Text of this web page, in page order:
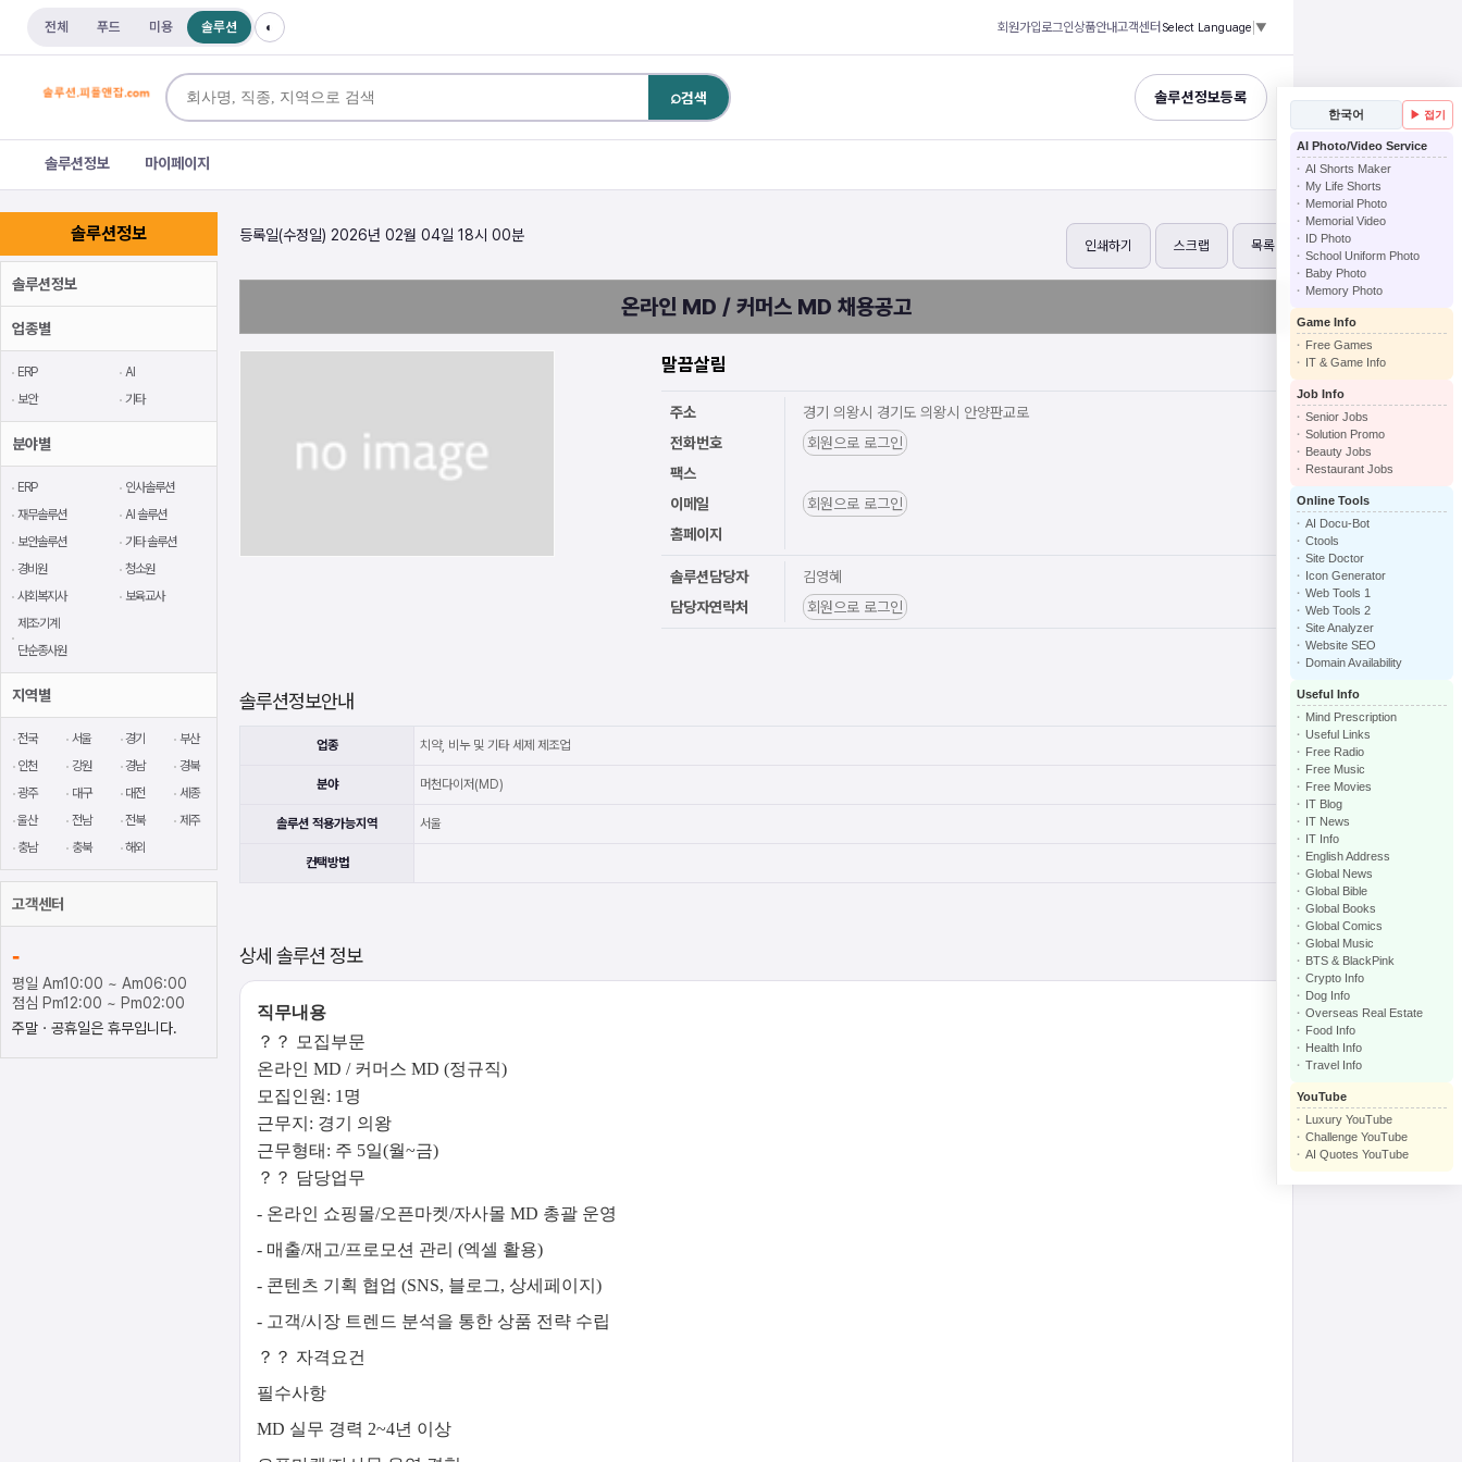
전체 푸드 미용 솔루션 ◐ 회원가입 로그인상품안내고객센터 Select Language ▼
⌕검색 솔루션정보등록
솔루션정보 마이페이지
솔루션정보
솔루션정보
업종별
ERP
AI
보안
기타
분야별
ERP
인사솔루션
재무솔루션
AI 솔루션
보안솔루션
기타 솔루션
경비원
청소원
사회복지사
보육교사
제조·기계
단순종사원
지역별
전국 서울 경기
부산
인천
강원 경남
경북
광주
대구 대전
세종
울산
전남 전북
제주
충남
충북 해외
고객센터
-
평일 Am10:00 ~ Am06:00
점심 Pm12:00 ~ Pm02:00
주말ㆍ공휴일은 휴무입니다.
등록일(수정일) 2026년 02월 04일 18시 00분
인쇄하기 스크랩 목록
온라인 MD / 커머스 MD 채용공고
말끔살림
주소
경기 의왕시 경기도 의왕시 안양판교로
전화번호
회원으로 로그인
팩스
이메일
회원으로 로그인
홈페이지
솔루션담당자
김영혜
담당자연락처
회원으로 로그인
솔루션정보안내
업종 치약, 비누 및 기타 세제 제조업
분야 머천다이저(MD)
솔루션 적용가능지역 서울
컨택방법
상세 솔루션 정보
직무내용
？？ 모집부문
온라인 MD / 커머스 MD (정규직)
모집인원: 1명
근무지: 경기 의왕
근무형태: 주 5일(월~금)
？？ 담당업무
- 온라인 쇼핑몰/오픈마켓/자사몰 MD 총괄 운영
- 매출/재고/프로모션 관리 (엑셀 활용)
- 콘텐츠 기획 협업 (SNS, 블로그, 상세페이지)
- 고객/시장 트렌드 분석을 통한 상품 전략 수립
？？ 자격요건
필수사항
MD 실무 경력 2~4년 이상
한국어 ▶ 접기
AI Photo/Video Service
AI Shorts Maker
My Life Shorts
Memorial Photo
Memorial Video
ID Photo
School Uniform Photo
Baby Photo
Memory Photo
Game Info
Free Games
IT & Game Info
Job Info
Senior Jobs
Solution Promo
Beauty Jobs
Restaurant Jobs
Online Tools
AI Docu-Bot
Ctools
Site Doctor
Icon Generator
Web Tools 1
Web Tools 2
Site Analyzer
Website SEO
Domain Availability
Useful Info
Mind Prescription
Useful Links
Free Radio
Free Music
Free Movies
IT Blog
IT News
IT Info
English Address
Global News
Global Bible
Global Books
Global Comics
Global Music
BTS & BlackPink
Crypto Info
Dog Info
Overseas Real Estate
Food Info
Health Info
Travel Info
YouTube
Luxury YouTube
Challenge YouTube
AI Quotes YouTube